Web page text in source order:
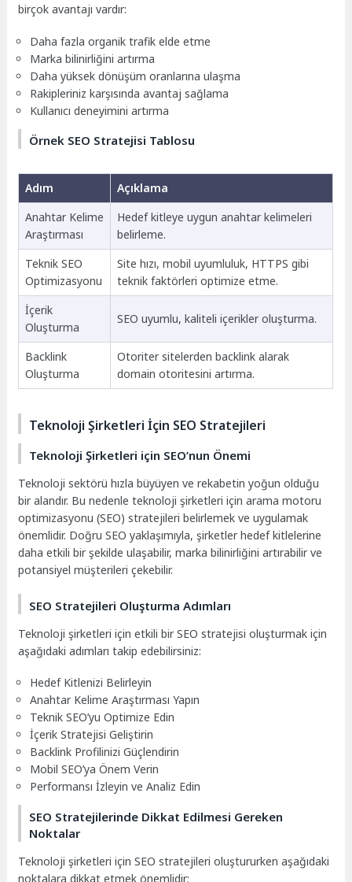
birçok avantajı vardır:
Daha fazla organik trafik elde etme
Marka bilinirliğini artırma
Daha yüksek dönüşüm oranlarına ulaşma
Rakipleriniz karşısında avantaj sağlama
Kullanıcı deneyimini artırma
Örnek SEO Stratejisi Tablosu
Adım
Açıklama
Anahtar Kelime
Araştırması
Hedef kitleye uygun anahtar kelimeleri
belirleme.
Teknik SEO
Optimizasyonu
Site hızı, mobil uyumluluk, HTTPS gibi
teknik faktörleri optimize etme.
İçerik
Oluşturma
SEO uyumlu, kaliteli içerikler oluşturma.
Backlink
Oluşturma
Otoriter sitelerden backlink alarak
domain otoritesini artırma.
Teknoloji Şirketleri İçin SEO Stratejileri
Teknoloji Şirketleri için SEO’nun Önemi
Teknoloji sektörü hızla büyüyen ve rekabetin yoğun olduğu
bir alandır. Bu nedenle teknoloji şirketleri için arama motoru
optimizasyonu (SEO) stratejileri belirlemek ve uygulamak
önemlidir. Doğru SEO yaklaşımıyla, şirketler hedef kitlelerine
daha etkili bir şekilde ulaşabilir, marka bilinirliğini artırabilir ve
potansiyel müşterileri çekebilir.
SEO Stratejileri Oluşturma Adımları
Teknoloji şirketleri için etkili bir SEO stratejisi oluşturmak için
aşağıdaki adımları takip edebilirsiniz:
Hedef Kitlenizi Belirleyin
Anahtar Kelime Araştırması Yapın
Teknik SEO’yu Optimize Edin
İçerik Stratejisi Geliştirin
Backlink Profilinizi Güçlendirin
Mobil SEO’ya Önem Verin
Performansı İzleyin ve Analiz Edin
SEO Stratejilerinde Dikkat Edilmesi Gereken
Noktalar
Teknoloji şirketleri için SEO stratejileri oluştururken aşağıdaki
noktalara dikkat etmek önemlidir: